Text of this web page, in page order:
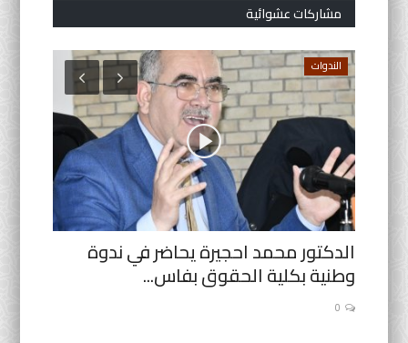
مشاركات عشوائية
الندوات
الدكتور محمد احجيرة يحاضر في ندوة
وطنية بكلية الحقوق بفاس...
0